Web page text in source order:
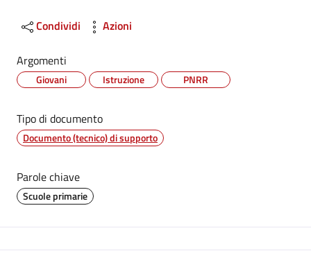
Condividi Azioni
Argomenti
Giovani Istruzione PNRR
Tipo di documento
Documento (tecnico) di supporto
Parole chiave
Scuole primarie